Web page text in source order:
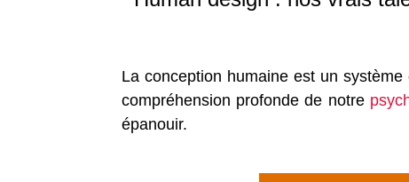
La conception humaine est un
compréhension profonde de notre
épanouir.